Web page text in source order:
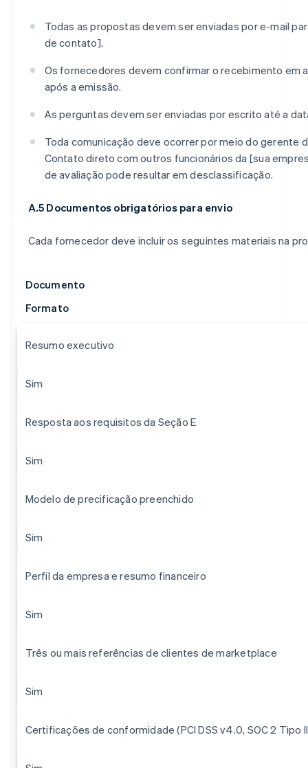
Todas as propostas devem ser enviadas por e-mail
de contato].
Os fornecedores devem confirmar o recebimento em
após a emissão.
As perguntas devem ser enviadas por escrito até a
Toda comunicação deve ocorrer por meio do gerente
Contato direto com outros funcionários da [sua
de avaliação pode resultar em desclassificação.
A.5 Documentos obrigatórios para envio
Cada fornecedor deve incluir os seguintes materiais na
Documento
Formato
Resumo executivo
Sim
Resposta aos requisitos da Seção E
Sim
Modelo de precificação preenchido
Sim
Perfil da empresa e resumo financeiro
Sim
Três ou mais referências de clientes de marketplace
Sim
Certificações de conformidade (PCI DSS v4.0, SOC 2 Tipo